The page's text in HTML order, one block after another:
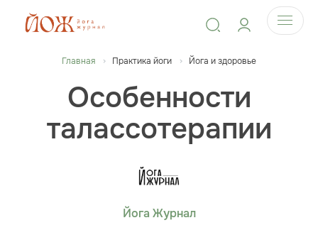
Главная Практика йоги Йога и здоровье
Особенности
талассотерапии
Йога Журнал